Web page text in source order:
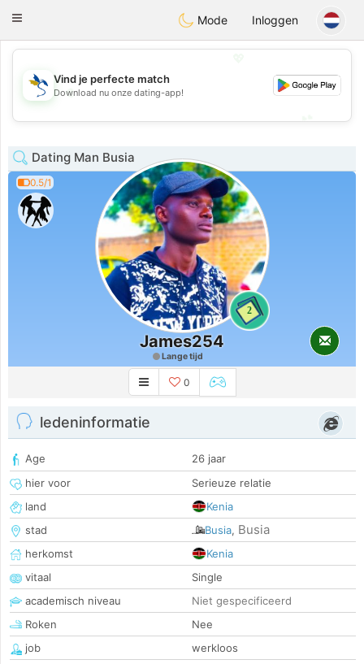
SvenskaDating
Toggle
Mode Inloggen
💖
💕
Vind je perfecte match
Download nu onze dating-app!
Dating Man Busia
0.5/1
2
James254
Lange tijd
0
ledeninformatie
Age
26 jaar
hier voor
Serieuze relatie
land
Kenia
stad
Busia, Busia
herkomst
Kenia
vitaal
Single
academisch niveau
Niet gespecificeerd
Roken
Nee
job
werkloos